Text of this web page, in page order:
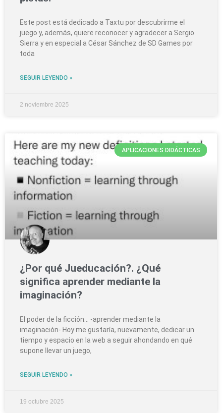
Este post está dedicado a Taxtu por descubrirme el
juego y, además, quiere reconocer y agradecer a Sergio
Sierra y en especial a César Sánchez de SD Games por
toda
SEGUIR LEYENDO »
2 noviembre 2025
APLICACIONES DIDÁCTICAS
¿Por qué Jueducación?. ¿Qué
significa aprender mediante la
imaginación?
El poder de la ficción… -aprender mediante la
imaginación- Hoy me gustaría, nuevamente, dedicar un
tiempo y espacio en la web a seguir ahondando en qué
supone llevar un juego,
SEGUIR LEYENDO »
19 octubre 2025